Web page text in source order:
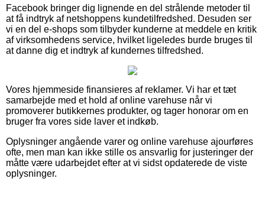
Facebook bringer dig lignende en del strålende metoder til
at få indtryk af netshoppens kundetilfredshed. Desuden ser
vi en del e-shops som tilbyder kunderne at meddele en kritik
af virksomhedens service, hvilket ligeledes burde bruges til
at danne dig et indtryk af kundernes tilfredshed.
Vores hjemmeside finansieres af reklamer. Vi har et tæt
samarbejde med et hold af online varehuse når vi
promoverer butikkernes produkter, og tager honorar om en
bruger fra vores side laver et indkøb.
Oplysninger angående varer og online varehuse ajourføres
ofte, men man kan ikke stille os ansvarlig for justeringer der
måtte være udarbejdet efter at vi sidst opdaterede de viste
oplysninger.